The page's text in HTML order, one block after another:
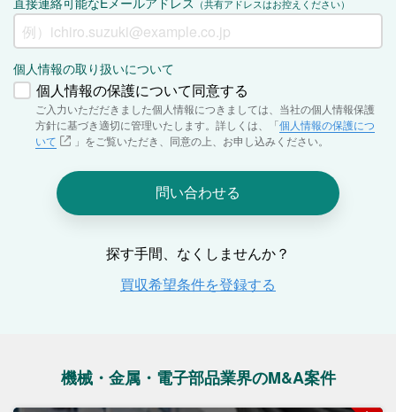
機械・金属・電子部品業界のM&A案件